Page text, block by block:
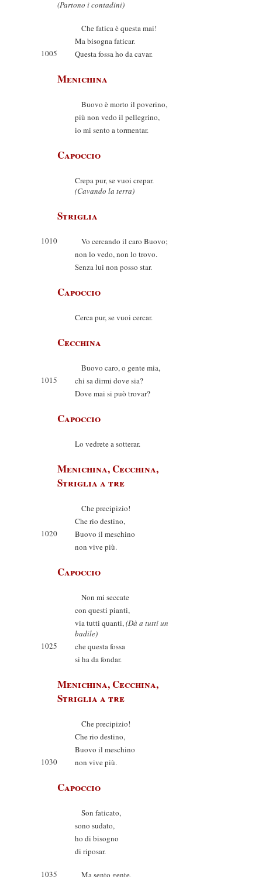
(Partono i contadini)
Che fatica è questa mai!
Ma bisogna faticar.
1005
Questa fossa ho da cavar.
Menichina
Buovo è morto il poverino,
più non vedo il pellegrino,
io mi sento a tormentar.
Capoccio
Crepa pur, se vuoi crepar.
(Cavando la terra)
Striglia
1010
Vo cercando il caro Buovo;
non lo vedo, non lo trovo.
Senza lui non posso star.
Capoccio
Cerca pur, se vuoi cercar.
Cecchina
Buovo caro, o gente mia,
1015
chi sa dirmi dove sia?
Dove mai si può trovar?
Capoccio
Lo vedrete a sotterar.
Menichina, Cecchina,
Striglia a tre
Che precipizio!
Che rio destino,
1020
Buovo il meschino
non vive più.
Capoccio
Non mi seccate
con questi pianti,
via tutti quanti,(Dà a tutti un
badile)
1025
che questa fossa
si ha da fondar.
Menichina, Cecchina,
Striglia a tre
Che precipizio!
Che rio destino,
Buovo il meschino
1030
non vive più.
Capoccio
Son faticato,
sono sudato,
ho di bisogno
di riposar.
1035 Ma sento gente,